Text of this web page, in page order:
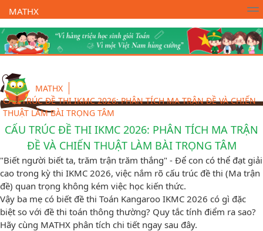
MATHX
Trường Toán Online MATHX Học toán - Lớp 1
MATHX
CẤU TRÚC ĐỀ THI IKMC 2026: PHÂN TÍCH MA TRẬN ĐỀ VÀ CHIẾN
THUẬT LÀM BÀI TRỌNG TÂM
CẤU TRÚC ĐỀ THI IKMC 2026: PHÂN TÍCH MA TRẬN
ĐỀ VÀ CHIẾN THUẬT LÀM BÀI TRỌNG TÂM
"Biết người biết ta, trăm trận trăm thắng" - Để con có thể đạt giải
cao trong kỳ thi IKMC 2026, việc nắm rõ cấu trúc đề thi (Ma trận
đề) quan trọng không kém việc học kiến thức.
Vậy ba mẹ có biết đề thi Toán Kangaroo IKMC 2026 có gì đặc
biệt so với đề thi toán thông thường? Quy tắc tính điểm ra sao?
Hãy cùng MATHX phân tích chi tiết ngay sau đây.